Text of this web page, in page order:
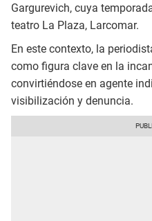
Gargurevich, cuya
teatro La Plaza, Larcomar.
En este contexto, la
como figura clave en la
convirtiéndose en agente
visibilización y denuncia.